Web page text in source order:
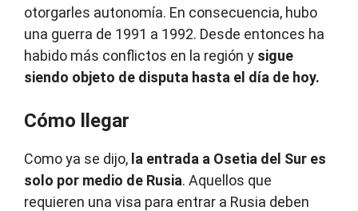
otorgarles autonomía. En consecuencia, hubo
una guerra de 1991 a 1992. Desde entonces ha
habido más conflictos en la región y sigue
siendo objeto de disputa hasta el día de hoy.
Cómo llegar
Como ya se dijo, la entrada a Osetia del Sur es
solo por medio de Rusia. Aquellos que
requieren una visa para entrar a Rusia deben